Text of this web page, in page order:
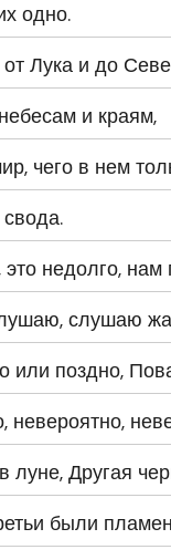
одно.
Лука и до
и краям,
чего в нем
недолго, нам
слушаю
или поздно,
невероятно,
луне, Другая
были